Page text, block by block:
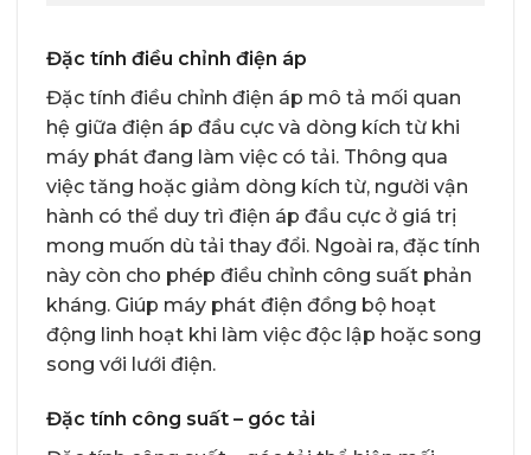
Đặc tính điều chỉnh điện áp
Đặc tính điều chỉnh điện áp mô tả mối quan
hệ giữa điện áp đầu cực và dòng kích từ khi
máy phát đang làm việc có tải. Thông qua
việc tăng hoặc giảm dòng kích từ, người vận
hành có thể duy trì điện áp đầu cực ở giá trị
mong muốn dù tải thay đổi. Ngoài ra, đặc tính
này còn cho phép điều chỉnh công suất phản
kháng. Giúp máy phát điện đồng bộ hoạt
động linh hoạt khi làm việc độc lập hoặc song
song với lưới điện.
Đặc tính công suất – góc tải